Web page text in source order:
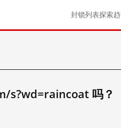
封锁列表探索
s?wd=raincoat 吗？